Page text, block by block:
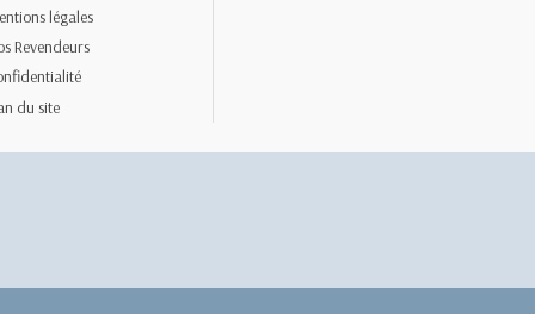
légales
Revendeurs
du site